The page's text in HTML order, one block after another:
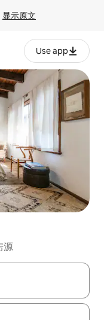
显示原文
Use app
源
或通过点击或滑动手势